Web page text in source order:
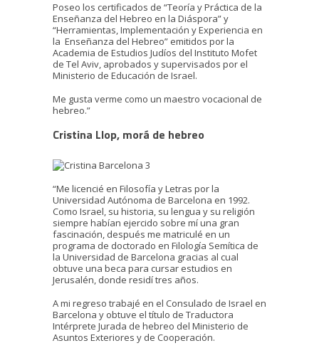
Poseo los certificados de “Teoría y Práctica de la
Enseñanza del Hebreo en la Diáspora” y
“Herramientas, Implementación y Experiencia en
la Enseñanza del Hebreo” emitidos por la
Academia de Estudios Judíos del Instituto Mofet
de Tel Aviv, aprobados y supervisados por el
Ministerio de Educación de Israel.
Me gusta verme como un maestro vocacional de
hebreo.”
Cristina Llop, morá de hebreo
“Me licencié en Filosofía y Letras por la
Universidad Autónoma de Barcelona en 1992.
Como Israel, su historia, su lengua y su religión
siempre habían ejercido sobre mí una gran
fascinación, después me matriculé en un
programa de doctorado en Filología Semítica de
la Universidad de Barcelona gracias al cual
obtuve una beca para cursar estudios en
Jerusalén, donde residí tres años.
A mi regreso trabajé en el Consulado de Israel en
Barcelona y obtuve el título de Traductora
Intérprete Jurada de hebreo del Ministerio de
Asuntos Exteriores y de Cooperación.